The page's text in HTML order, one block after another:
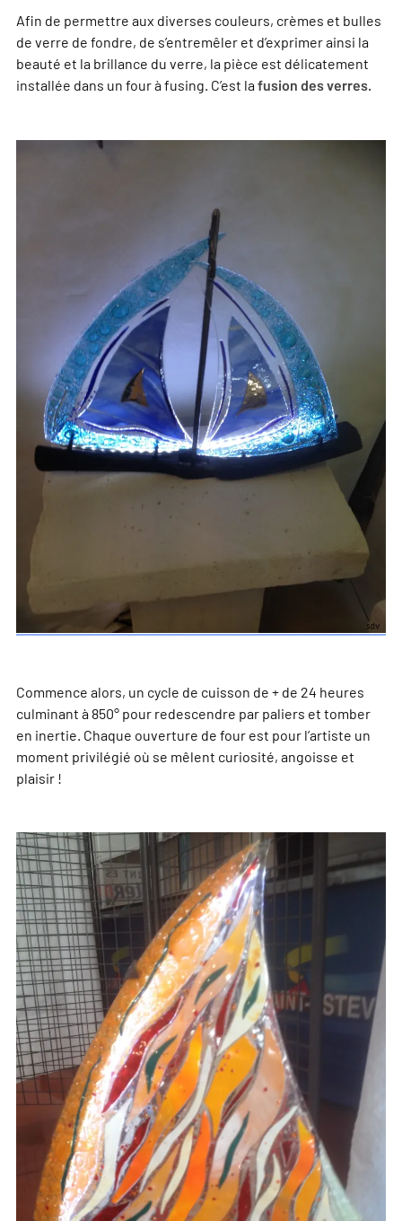
Afin de permettre aux diverses couleurs, crèmes et bulles
de verre de fondre, de s’entremêler et d’exprimer ainsi la
beauté et la brillance du verre, la pièce est délicatement
installée dans un four à fusing. C’est lafusion des verres.
Commence alors, un cycle de cuisson de + de 24 heures
culminant à 850° pour redescendre par paliers et tomber
en inertie. Chaque ouverture de four est pour l’artiste un
moment privilégié où se mêlent curiosité, angoisse et
plaisir !